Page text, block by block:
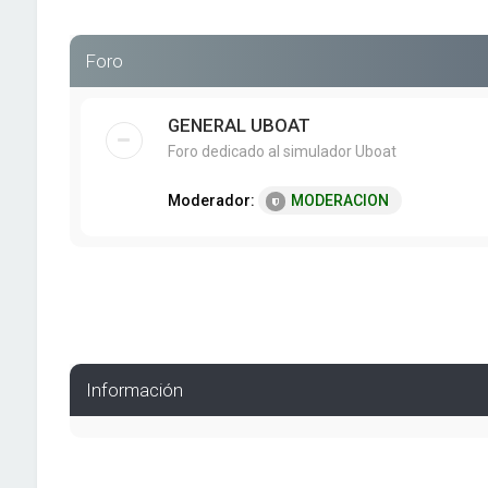
Foro
GENERAL UBOAT
Foro dedicado al simulador Uboat
Moderador: MODERACION
Información